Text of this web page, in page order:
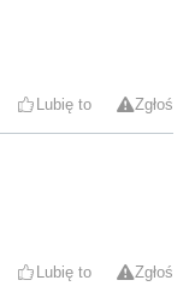
Lubię to Zgłoś
Lubię to Zgłoś